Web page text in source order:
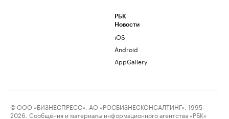
РБК
Новости
iOS
Android
AppGallery
© ООО «БИЗНЕСПРЕСС», АО «РОСБИЗНЕСКОНСАЛТИНГ», 1995–
2026. Сообщения и материалы информационного агентства «РБК»